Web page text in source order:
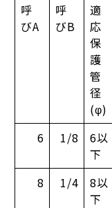
呼
びA
呼
びB
適
応
保
護
管
径
(φ)
6 1/8
6以
下
8 1/4
8以
下